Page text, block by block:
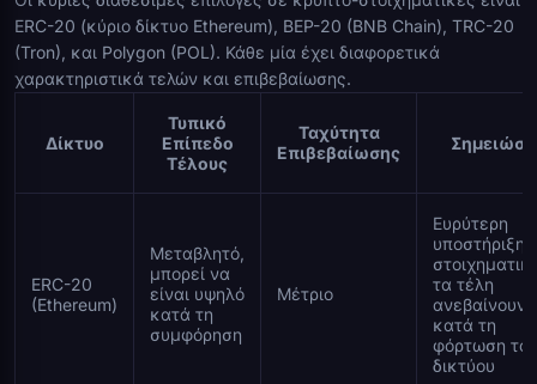
ERC-20 (κύριο δίκτυο Ethereum), BEP-20 (BNB Chain), TRC-20
(Tron), και Polygon (POL). Κάθε μία έχει διαφορετικά
χαρακτηριστικά τελών και επιβεβαίωσης.
Δίκτυο
Τυπικό
Επίπεδο
Τέλους
Ταχύτητα
Επιβεβαίωσης
ERC-20
(Ethereum)
Μεταβλητό,
μπορεί να
είναι υψηλό
κατά τη
συμφόρηση
Μέτριο
Ευρύτερη
υποστήριξη
τα τέλη
ανεβαίνουν
κατά τη
φόρτωση του
δικτύου